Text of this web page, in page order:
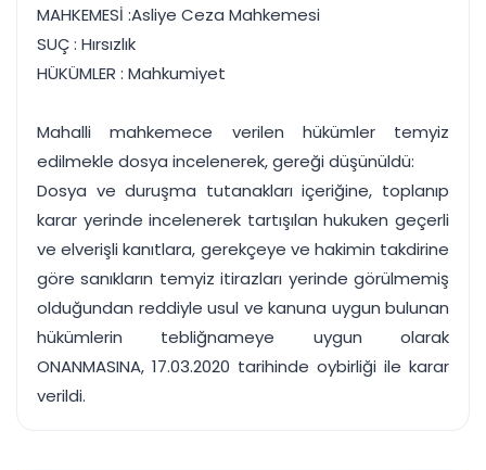
Bildirim
Süreleri asla kaçırmayın
Tek panelde uçtan uca yönetim
Tüm özellikleri inceleyin Ücretsiz Başlayın
MAHKEMESİ :Asliye Ceza Mahkemesi
SUÇ : Hırsızlık
HÜKÜMLER : Mahkumiyet
Mahalli mahkemece verilen hükümler temyiz
edilmekle dosya incelenerek, gereği düşünüldü:
Dosya ve duruşma tutanakları içeriğine, toplanıp
karar yerinde incelenerek tartışılan hukuken geçerli
ve elverişli kanıtlara, gerekçeye ve hakimin takdirine
göre sanıkların temyiz itirazları yerinde görülmemiş
olduğundan reddiyle usul ve kanuna uygun bulunan
hükümlerin tebliğnameye uygun olarak
ONANMASINA, 17.03.2020 tarihinde oybirliği ile karar
verildi.